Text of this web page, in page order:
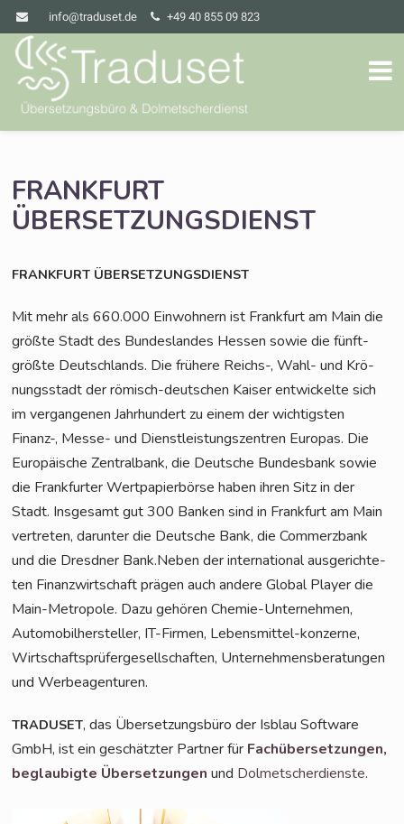
info@traduset.de +49 40 855 09 823
FRANKFURT
ÜBERSETZUNGSDIENST
FRANKFURT ÜBERSETZUNGSDIENST
Mit mehr als 660.000 Ein­woh­nern ist Frank­furt am Main die
größ­te Stadt des Bun­des­lan­des Hes­sen sowie die fünft­
größ­te Deutsch­lands. Die frü­he­re Reichs-, Wahl- und Krö­
nungs­stadt der römisch-deut­schen Kai­ser ent­wi­ckel­te sich
im ver­gan­ge­nen Jahr­hun­dert zu einem der wich­tigs­ten
Finanz-, Mes­se- und Dienst­leis­tungs­zen­tren Euro­pas. Die
Euro­päi­sche Zen­tral­bank, die Deut­sche Bun­des­bank sowie
die Frank­fur­ter Wert­pa­pier­bör­se haben ihren Sitz in der
Stadt. Ins­ge­samt gut 300 Ban­ken sind in Frank­furt am Main
ver­tre­ten, dar­un­ter die Deut­sche Bank, die Com­merz­bank
und die Dresd­ner Bank.Neben der inter­na­tio­nal aus­ge­rich­te­
ten Finanz­wirt­schaft prä­gen auch ande­re Glo­bal Play­er die
Main-Metro­po­le. Dazu gehö­ren Che­mie-Unter­neh­men,
Auto­mo­bil­her­stel­ler, IT-Fir­men, Lebens­mit­tel-kon­zer­ne,
Wirt­schafts­prü­fer­ge­sell­schaf­ten, Unter­neh­mens­be­ra­tun­gen
und Werbeagenturen.
TRADUSET, das Über­set­zungs­bü­ro der Isblau Soft­ware
GmbH, ist ein geschätz­ter Part­ner für Fach­über­set­zun­gen,
beglau­big­te Über­set­zun­gen und Dol­met­scher­diens­te.